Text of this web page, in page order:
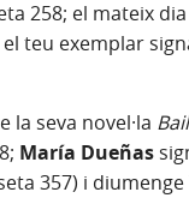
258; el mateix
teu exemplar
la seva novel·la
María Dueñas
357) i